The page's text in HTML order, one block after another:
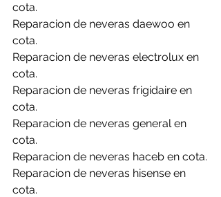
cota.
Reparacion de neveras daewoo en
cota.
Reparacion de neveras electrolux en
cota.
Reparacion de neveras frigidaire en
cota.
Reparacion de neveras general en
cota.
Reparacion de neveras haceb en cota.
Reparacion de neveras hisense en
cota.